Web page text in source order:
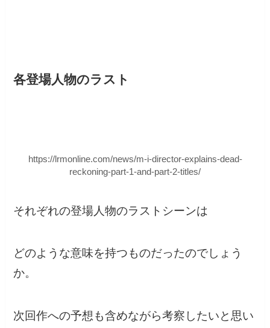
各登場人物のラスト
https://lrmonline.com/news/m-i-director-explains-dead-
reckoning-part-1-and-part-2-titles/
それぞれの登場人物のラストシーンは
どのような意味を持つものだったのでしょう
か。
次回作への予想も含めながら考察したいと思い